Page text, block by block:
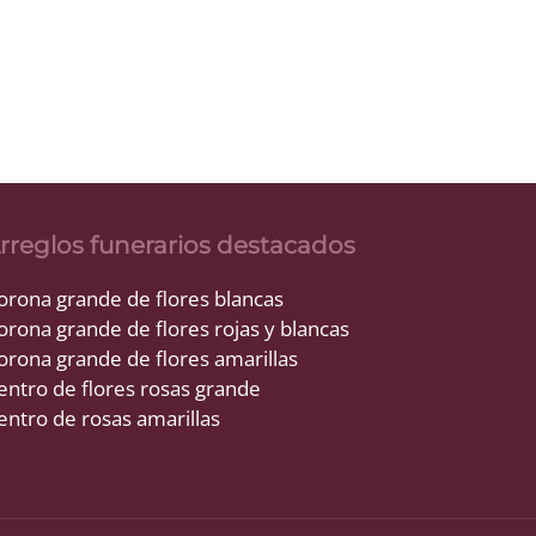
funerarios destacados
grande de flores blancas
grande de flores rojas y blancas
grande de flores amarillas
de flores rosas grande
de rosas amarillas